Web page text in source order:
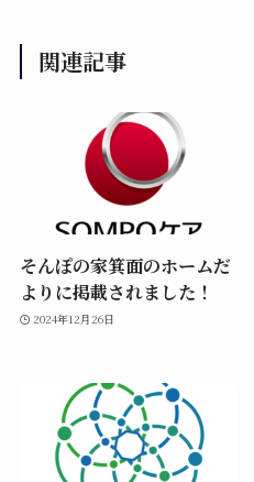
関連記事
そんぽの家箕面のホームだ
よりに掲載されました！
2024年12月26日